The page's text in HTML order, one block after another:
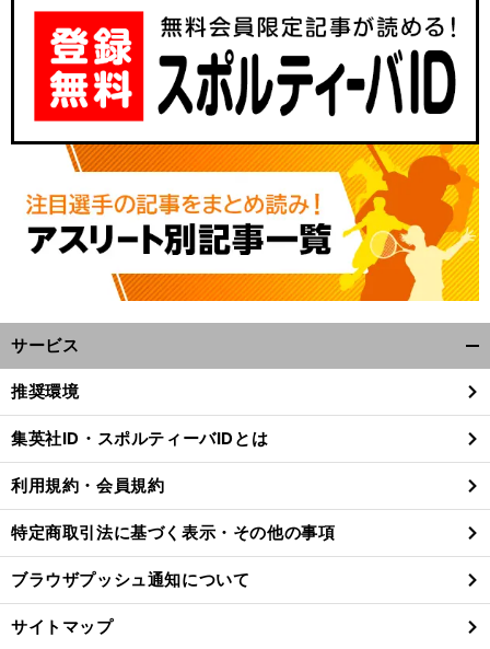
サービス
閉
る
推奨環境
集英社ID・スポルティーバIDとは
利用規約・会員規約
特定商取引法に基づく表示・その他の事項
ブラウザプッシュ通知について
サイトマップ